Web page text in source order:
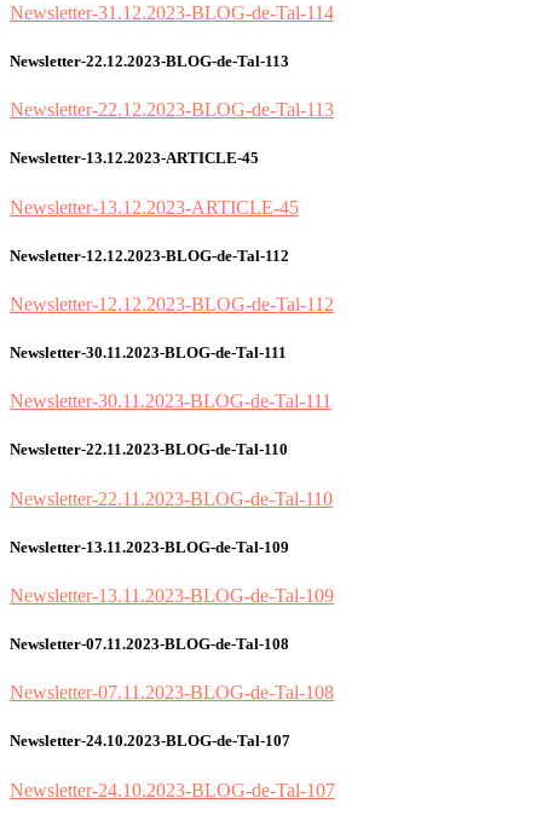
Newsletter-31.12.2023-BLOG-de-Tal-114
Newsletter-22.12.2023-BLOG-de-Tal-113
Newsletter-22.12.2023-BLOG-de-Tal-113
Newsletter-13.12.2023-ARTICLE-45
Newsletter-13.12.2023-ARTICLE-45
Newsletter-12.12.2023-BLOG-de-Tal-112
Newsletter-12.12.2023-BLOG-de-Tal-112
Newsletter-30.11.2023-BLOG-de-Tal-111
Newsletter-30.11.2023-BLOG-de-Tal-111
Newsletter-22.11.2023-BLOG-de-Tal-110
Newsletter-22.11.2023-BLOG-de-Tal-110
Newsletter-13.11.2023-BLOG-de-Tal-109
Newsletter-13.11.2023-BLOG-de-Tal-109
Newsletter-07.11.2023-BLOG-de-Tal-108
Newsletter-07.11.2023-BLOG-de-Tal-108
Newsletter-24.10.2023-BLOG-de-Tal-107
Newsletter-24.10.2023-BLOG-de-Tal-107